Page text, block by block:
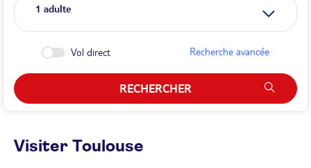
1 adulte
Vol direct Recherche avancée
RECHERCHER
Visiter Toulouse